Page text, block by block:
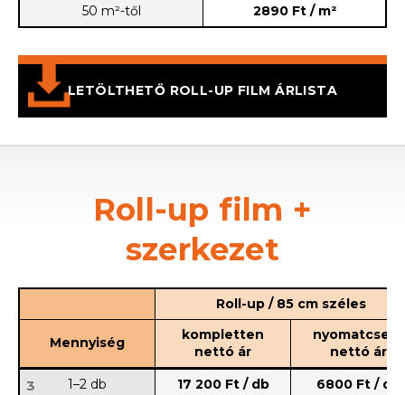
50 m­²-től
2890 Ft / m²
LETÖLTHETŐ ROLL-UP FILM ÁRLISTA
Roll-up film +
szerkezet
Roll-up / 85 cm széles
Mennyiség
kompletten
nettó ár
nyomatcsere
nettó ár
3 1–2 db 17 200 Ft / db 6800 Ft / db